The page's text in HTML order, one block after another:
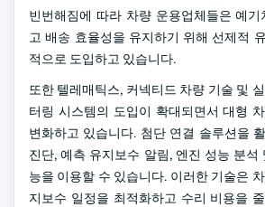
빈번해짐에 따라 차량 운용업체들은 예
고 배송 효율성을 유지하기 위해 선제적
적으로 도입하고 있습니다.
또한 텔레매틱스, 커넥티드 차량 기술 및
터링 시스템의 도입이 확대되면서 대형
변화하고 있습니다. 첨단 연결 솔루션을
진단, 예측 유지보수 알림, 엔진 성능 분석
능을 이용할 수 있습니다. 이러한 기술은
지보수 일정을 최적화하고 수리 비용을